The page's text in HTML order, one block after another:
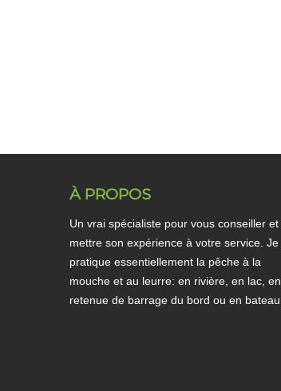
À PROPOS
Un vrai spécialiste pour vous conseiller et
mettre son expérience à votre service. Je
pratique essentiellement la pêche à la
mouche et au leurre: en rivière, en lac, en
retenue de barrage du bord ou en bateau.